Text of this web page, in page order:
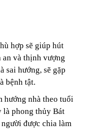
hợp sẽ giúp hút
an và thịnh vượng
sai hướng, sẽ gặp
bệnh tật.
hướng nhà theo tuổi
là phong thủy Bát
được chia làm